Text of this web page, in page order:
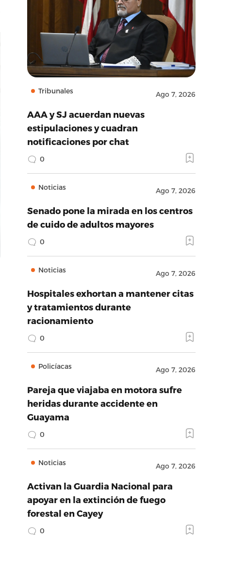
Tribunales Ago 7, 2026
AAA y SJ acuerdan nuevas
estipulaciones y cuadran
notificaciones por chat
0
Noticias Ago 7, 2026
Senado pone la mirada en los centros
de cuido de adultos mayores
0
Noticias Ago 7, 2026
Hospitales exhortan a mantener citas
y tratamientos durante
racionamiento
0
Policíacas Ago 7, 2026
Pareja que viajaba en motora sufre
heridas durante accidente en
Guayama
0
Noticias Ago 7, 2026
Activan la Guardia Nacional para
apoyar en la extinción de fuego
forestal en Cayey
0